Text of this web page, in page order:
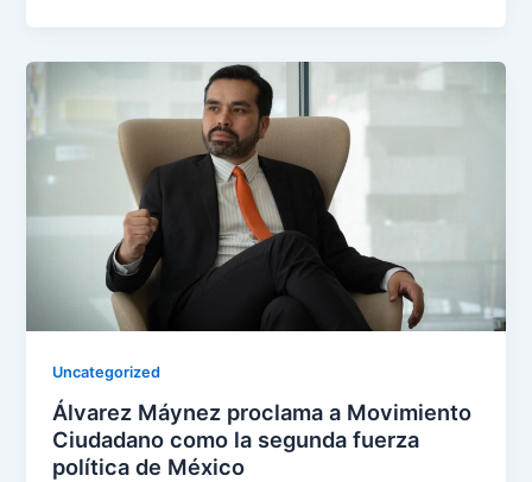
Uncategorized
Álvarez Máynez proclama a Movimiento
Ciudadano como la segunda fuerza
política de México